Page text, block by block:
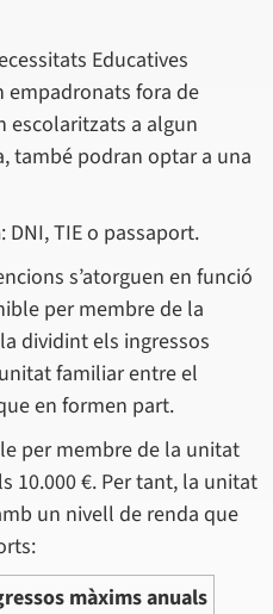
Educatives
empadronats fora de
escolaritzats a algun
també podran optar a una
: DNI, TIE o passaport.
s’atorguen en funció
per membre de la
dividint els ingressos
familiar entre el
en formen part.
per membre de la unitat
10.000 €. Per tant, la unitat
un nivell de renda que
màxims anuals